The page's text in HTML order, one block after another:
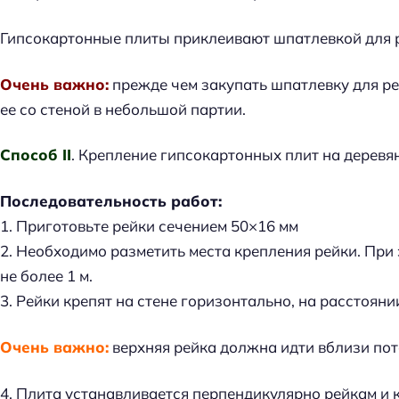
Гипсокартонные плиты приклеивают шпатлевкой
Очень важно: прежде чем закупать шпатлевку для
ее со стеной в небольшой партии.
Способ II. Крепление гипсокартонных плит на
Последовательность работ:
1. Приготовьте рейки сечением 50×16 мм
2. Необходимо разметить места крепления рейки.
не более 1 м.
3. Рейки крепят на стене горизонтально, на
Очень важно: верхняя рейка должна идти вблизи
4. Плита устанавливается перпендикулярно рейкам